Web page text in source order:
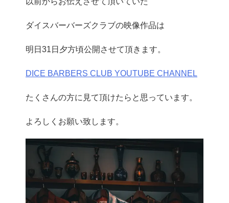
ダイスバーバーズクラブの映像作品は
明日31日夕方頃公開させて頂きます。
DICE BARBERS CLUB YOUTUBE CHANNEL
たくさんの方に見て頂けたらと思っています。
よろしくお願い致します。